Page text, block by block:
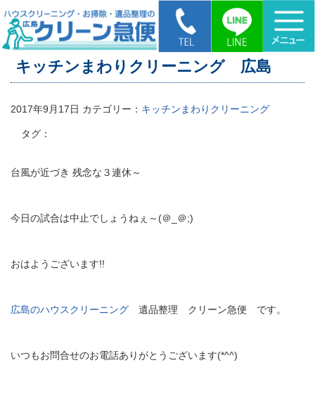
HOME > キッチンまわりクリーニング 広島
キッチンまわりクリーニング 広島
2017年9月17日 カテゴリー： キッチンまわりクリーニング
タグ：
台風が近づき 残念な３連休～
今日の試合は中止でしょうねぇ～(＠_＠;)
おはようございます!!
広島のハウスクリーニング 遺品整理 クリーン急便 です。
いつもお問合せのお電話ありがとうございます(*^^)